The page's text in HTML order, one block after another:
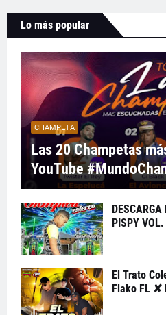
Lo más popular
CHAMPETA
Las 20 Champetas
YouTube
PISPY
El Trato
Flako FL ✘